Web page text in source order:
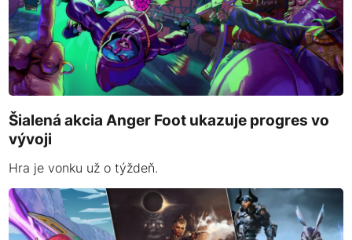
Šialená akcia Anger Foot ukazuje progres vo
vývoji
Hra je vonku už o týždeň.